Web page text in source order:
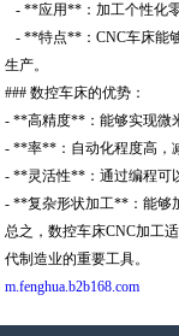
- **应用**：加工个性化
- **特点**：CNC车床能
生产。
### 数控车床的优势：
- **高精度**：能够实现微
- **率**：自动化程度高，
- **灵活性**：通过编程可
- **复杂形状加工**：能够
总之，数控车床CNC加工
代制造业的重要工具。
m.fenghua.b2b168.com